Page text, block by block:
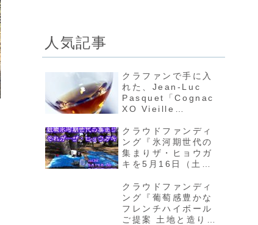
人気記事
クラファンで手に入
れた、Jean-Luc
Pasquet「Cognac
XO Vieille
クラウドファンディ
ング『氷河期世代の
集まりザ・ヒョウガ
キを5月16日（土）
したい！』プロジェ
クトが4月16日から
スタート
クラウドファンディ
ング『葡萄感豊かな
フレンチハイボール
ご提案 土地と造り手